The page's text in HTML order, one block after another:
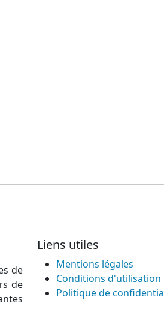
de
de
Liens utiles
Mentions légales
Conditions d'utilisation
Politique de